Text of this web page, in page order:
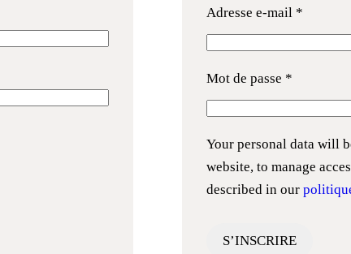
Adresse e-mail *
Mot de passe *
Your personal data will
website, to manage
described in our
S’INSCRIRE